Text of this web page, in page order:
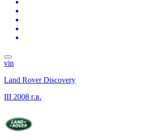
vin
Land Rover Discovery
III 2008 г.в.